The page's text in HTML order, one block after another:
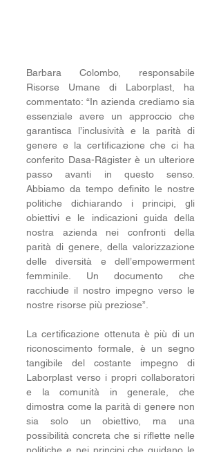
Barbara Colombo, responsabile
Risorse Umane di Laborplast, ha
commentato: “In azienda crediamo sia
essenziale avere un approccio che
garantisca l’inclusività e la parità di
genere e la certificazione che ci ha
conferito Dasa-Rägister è un ulteriore
passo avanti in questo senso.
Abbiamo da tempo definito le nostre
politiche dichiarando i principi, gli
obiettivi e le indicazioni guida della
nostra azienda nei confronti della
parità di genere, della valorizzazione
delle diversità e dell’empowerment
femminile. Un documento che
racchiude il nostro impegno verso le
nostre risorse più preziose”.
La certificazione ottenuta è più di un
riconoscimento formale, è un segno
tangibile del costante impegno di
Laborplast verso i propri collaboratori
e la comunità in generale, che
dimostra come la parità di genere non
sia solo un obiettivo, ma una
possibilità concreta che si riflette nelle